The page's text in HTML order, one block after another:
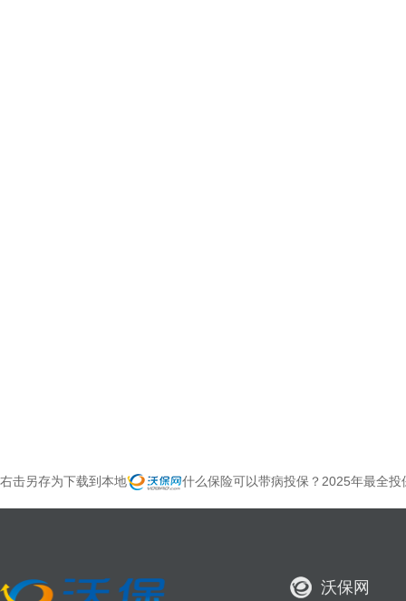
右击另存为下载到本地 什么保险可以带病投保？2025年最全投
沃保网